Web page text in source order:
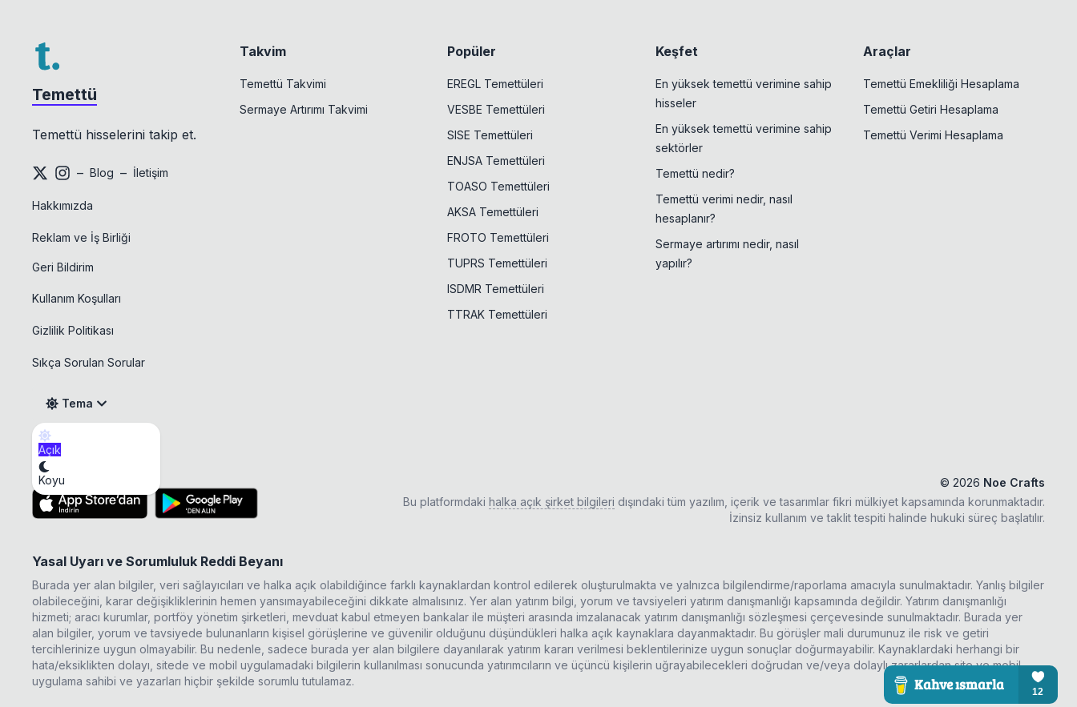
Temettü
Temettü hisselerini takip et.
– Blog – İletişim
Hakkımızda
Reklam ve İş Birliği
Geri Bildirim
Kullanım Koşulları
Gizlilik Politikası
Sıkça Sorulan Sorular
Tema
Açık
Koyu
Takvim
Temettü Takvimi
Sermaye Artırımı Takvimi
Popüler
EREGL Temettüleri
VESBE Temettüleri
SISE Temettüleri
ENJSA Temettüleri
TOASO Temettüleri
AKSA Temettüleri
FROTO Temettüleri
TUPRS Temettüleri
ISDMR Temettüleri
TTRAK Temettüleri
Keşfet
En yüksek temettü verimine sahip
hisseler
En yüksek temettü verimine sahip
sektörler
Temettü nedir?
Temettü verimi nedir, nasıl
hesaplanır?
Sermaye artırımı nedir, nasıl
yapılır?
Araçlar
Temettü Emekliliği Hesaplama
Temettü Getiri Hesaplama
Temettü Verimi Hesaplama
Mobil Uygulama
© 2026 Noe Crafts
Bu platformdaki halka açık şirket bilgileri dışındaki tüm yazılım, içerik ve tasarımlar fikri mülkiyet kapsamında korunmaktadır.
İzinsiz kullanım ve taklit tespiti halinde hukuki süreç başlatılır.
Yasal Uyarı ve Sorumluluk Reddi Beyanı
Burada yer alan bilgiler, veri sağlayıcıları ve halka açık olabildiğince farklı kaynaklardan kontrol edilerek oluşturulmakta ve yalnızca bilgilendirme/raporlama amacıyla sunulmaktadır. Yanlış bilgiler
olabileceğini, karar değişikliklerinin hemen yansımayabileceğini dikkate almalısınız. Yer alan yatırım bilgi, yorum ve tavsiyeleri yatırım danışmanlığı kapsamında değildir. Yatırım danışmanlığı
hizmeti; aracı kurumlar, portföy yönetim şirketleri, mevduat kabul etmeyen bankalar ile müşteri arasında imzalanacak yatırım danışmanlığı sözleşmesi çerçevesinde sunulmaktadır. Burada yer
alan bilgiler, yorum ve tavsiyede bulunanların kişisel görüşlerine ve güvenilir olduğunu düşündükleri halka açık kaynaklara dayanmaktadır. Bu görüşler mali durumunuz ile risk ve getiri
tercihlerinize uygun olmayabilir. Bu nedenle, sadece burada yer alan bilgilere dayanılarak yatırım kararı verilmesi beklentilerinize uygun sonuçlar doğurmayabilir. Kaynaklardaki herhangi bir
hata/eksiklikten dolayı, sitede ve mobil uygulamadaki bilgilerin kullanılması sonucunda yatırımcıların ve üçüncü kişilerin uğrayabilecekleri doğrudan ve/veya dolaylı zararlardan site ve mobil
uygulama sahibi ve yazarları hiçbir şekilde sorumlu tutulamaz.